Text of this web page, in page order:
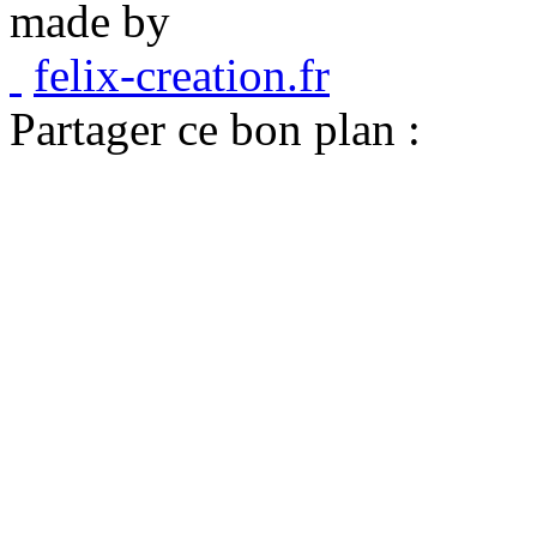
made by
felix-creation.fr
Partager ce bon plan :